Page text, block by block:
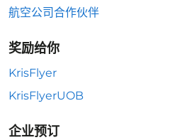
航空公司合作伙伴
奖励给你
KrisFlyer
KrisFlyerUOB
企业预订